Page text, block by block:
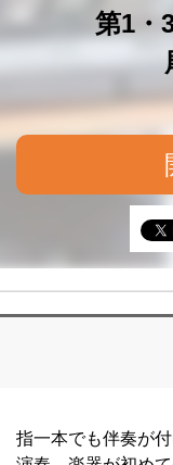
第1・
指一本でも伴奏が